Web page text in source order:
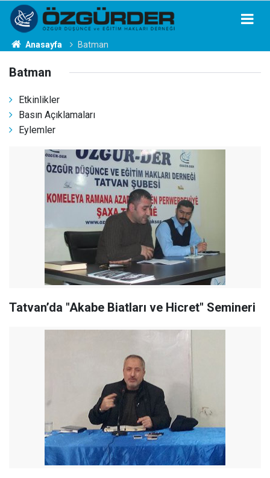
Anasayfa Batman
Batman
Etkinlikler
Basın Açıklamaları
Eylemler
Tatvan’da "Akabe Biatları ve Hicret" Semineri